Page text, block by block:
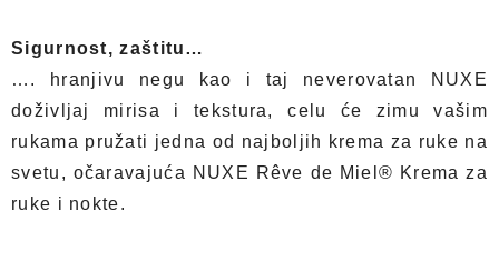
Sigurnost, zaštitu…
…. hranjivu negu kao i taj neverovatan NUXE
doživljaj mirisa i tekstura, celu će zimu vašim
rukama pružati jedna od najboljih krema za ruke na
svetu, očaravajuća NUXE Rêve de Miel® Krema za
ruke i nokte.